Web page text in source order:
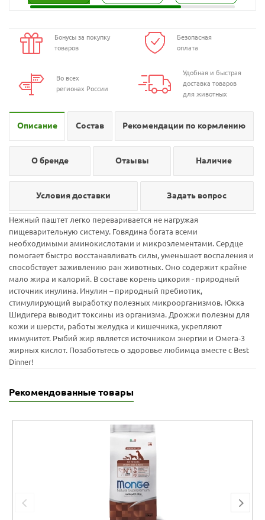
Бонусы за покупку
товаров
Безопасная
оплата
Во всех
регионах России
Удобная и быстрая
доставка товаров
для животных
Описание Состав Рекомендации по кормлению
О бренде Отзывы Наличие
Условия доставки Задать вопрос
Нежный паштет легко переваривается не нагружая
пищеварительную систему. Говядина богата всеми
необходимыми аминокислотами и микроэлементами. Сердце
помогает быстро восстанавливать силы, уменьшает воспаления и
способствует заживлению ран животных. Оно содержит крайне
мало жира и калорий. В составе корень цикория - природный
источник инулина. Инулин – природный пребиотик,
стимулирующий выработку полезных микроорганизмов. Юкка
Шидигера выводит токсины из организма. Дрожжи полезны для
кожи и шерсти, работы желудка и кишечника, укрепляют
иммунитет. Рыбий жир является источником энергии и Омега-3
жирных кислот. Позаботьтесь о здоровье любимца вместе с Best
Dinner!
Рекомендованные товары